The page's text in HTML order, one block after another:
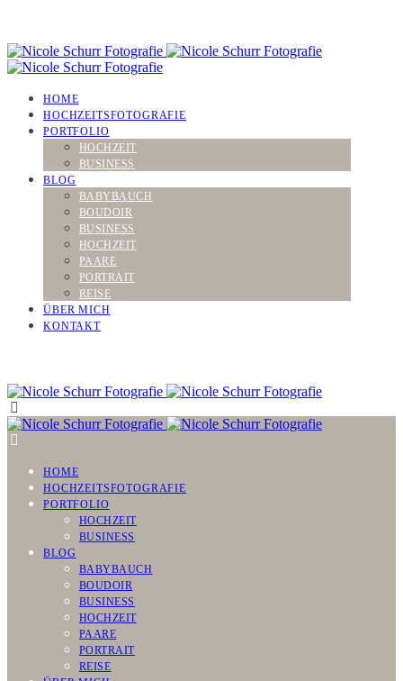
HOME
HOCHZEITSFOTOGRAFIE
PORTFOLIO
HOCHZEIT
BUSINESS
BLOG
BABYBAUCH
BOUDOIR
BUSINESS
HOCHZEIT
PAARE
PORTRAIT
REISE
ÜBER MICH
KONTAKT
HOME
HOCHZEITSFOTOGRAFIE
PORTFOLIO
HOCHZEIT
BUSINESS
BLOG
BABYBAUCH
BOUDOIR
BUSINESS
HOCHZEIT
PAARE
PORTRAIT
REISE